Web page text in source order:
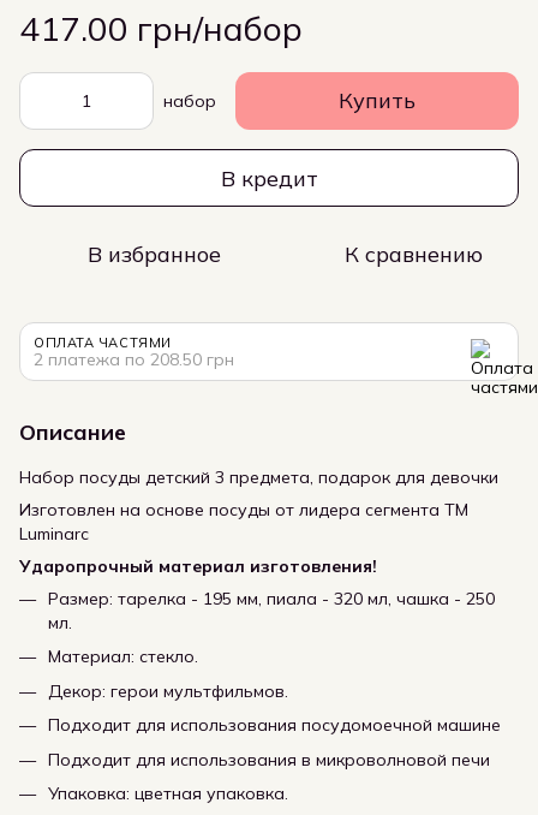
417.00 грн/набор
набор Купить
В кредит
В избранное К сравнению
ОПЛАТА ЧАСТЯМИ
2 платежа по 208.50 грн
Описание
Набор посуды детский 3 предмета, подарок для девочки
Изготовлен на основе посуды от лидера сегмента ТМ
Luminarc
Ударопрочный материал изготовления!
Размер: тарелка - 195 мм, пиала - 320 мл, чашка - 250
мл.
Материал: стекло.
Декор: герои мультфильмов.
Подходит для использования посудомоечной машине
Подходит для использования в микроволновой печи
Упаковка: цветная упаковка.